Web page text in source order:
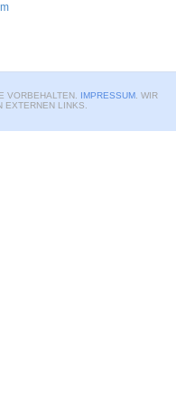
VORBEHALTEN. IMPRESSUM. WIR
EXTERNEN LINKS.